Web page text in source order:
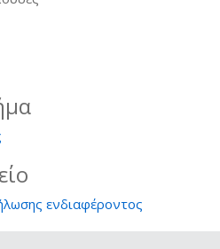
ενδιαφέροντος